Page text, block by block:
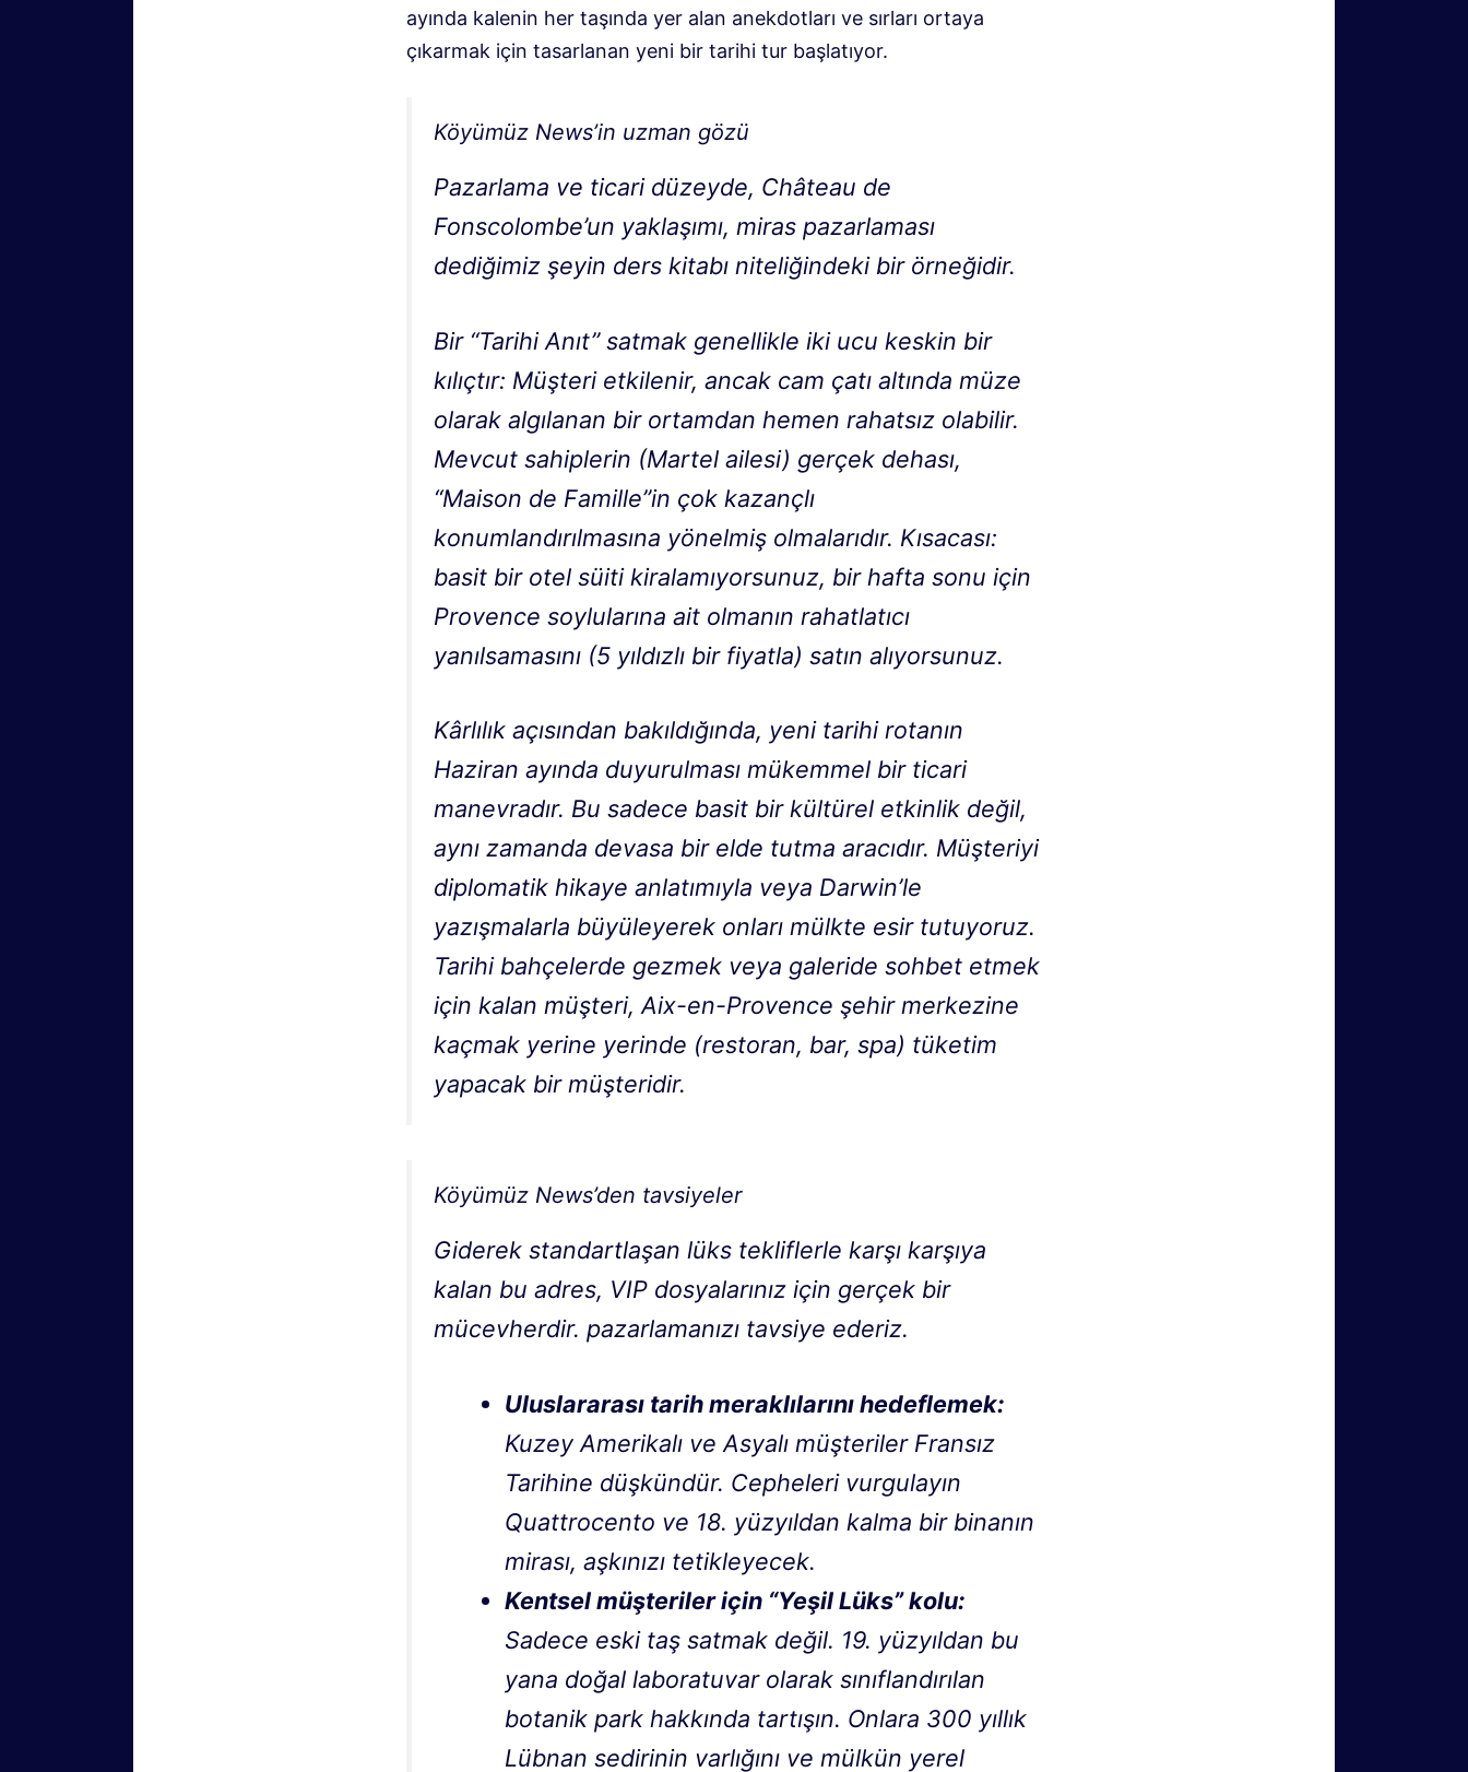
ayında kalenin her taşında yer alan anekdotları ve sırları ortaya
çıkarmak için tasarlanan yeni bir tarihi tur başlatıyor.
Köyümüz News’in uzman gözü
Pazarlama ve ticari düzeyde, Château de
Fonscolombe’un yaklaşımı, miras pazarlaması
dediğimiz şeyin ders kitabı niteliğindeki bir örneğidir.
Bir “Tarihi Anıt” satmak genellikle iki ucu keskin bir
kılıçtır: Müşteri etkilenir, ancak cam çatı altında müze
olarak algılanan bir ortamdan hemen rahatsız olabilir.
Mevcut sahiplerin (Martel ailesi) gerçek dehası,
“Maison de Famille”in çok kazançlı
konumlandırılmasına yönelmiş olmalarıdır. Kısacası:
basit bir otel süiti kiralamıyorsunuz, bir hafta sonu için
Provence soylularına ait olmanın rahatlatıcı
yanılsamasını (5 yıldızlı bir fiyatla) satın alıyorsunuz.
Kârlılık açısından bakıldığında, yeni tarihi rotanın
Haziran ayında duyurulması mükemmel bir ticari
manevradır. Bu sadece basit bir kültürel etkinlik değil,
aynı zamanda devasa bir elde tutma aracıdır. Müşteriyi
diplomatik hikaye anlatımıyla veya Darwin’le
yazışmalarla büyüleyerek onları mülkte esir tutuyoruz.
Tarihi bahçelerde gezmek veya galeride sohbet etmek
için kalan müşteri, Aix-en-Provence şehir merkezine
kaçmak yerine yerinde (restoran, bar, spa) tüketim
yapacak bir müşteridir.
Köyümüz News’den tavsiyeler
Giderek standartlaşan lüks tekliflerle karşı karşıya
kalan bu adres, VIP dosyalarınız için gerçek bir
mücevherdir. pazarlamanızı tavsiye ederiz.
Uluslararası tarih meraklılarını hedeflemek:
Kuzey Amerikalı ve Asyalı müşteriler Fransız
Tarihine düşkündür. Cepheleri vurgulayın
Quattrocento ve 18. yüzyıldan kalma bir binanın
mirası, aşkınızı tetikleyecek.
Kentsel müşteriler için “Yeşil Lüks” kolu:
Sadece eski taş satmak değil. 19. yüzyıldan bu
yana doğal laboratuvar olarak sınıflandırılan
botanik park hakkında tartışın. Onlara 300 yıllık
Lübnan sedirinin varlığını ve mülkün yerel